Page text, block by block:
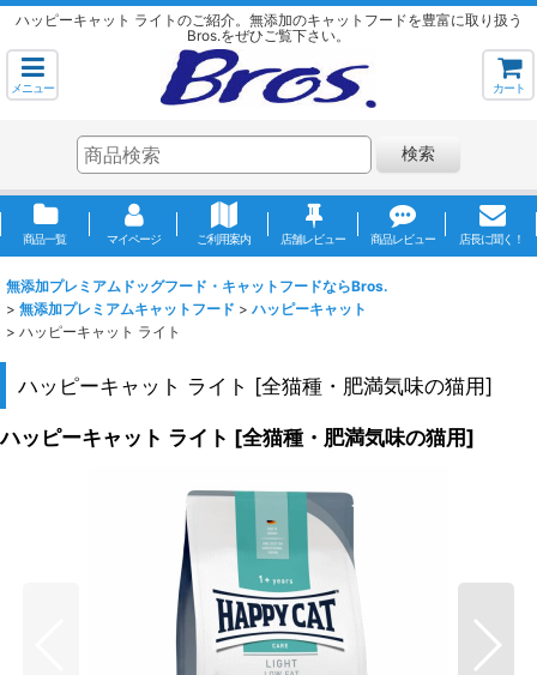
ハッピーキャット ライトのご紹介。無添加のキャットフードを豊富に取り扱う
Bros.をぜひご覧下さい。
メニュー カート
検索
商品一覧 マイページ ご利用案内 店舗レビュー 商品レビュー 店長に聞く！
無添加プレミアムドッグフード・キャットフードならBros.
> 無添加プレミアムキャットフード > ハッピーキャット
> ハッピーキャット ライト
ハッピーキャット ライト [全猫種・肥満気味の猫用]
ハッピーキャット ライト [全猫種・肥満気味の猫用]